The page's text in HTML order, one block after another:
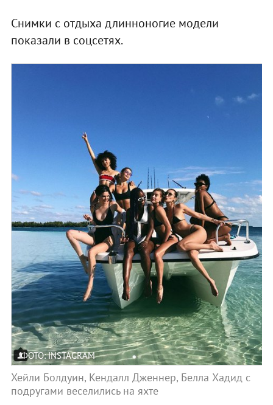
Снимки с отдыха длинноногие модели
показали в соцсетях.
ФОТО: INSTAGRAM
Хейли Болдуин, Кендалл Дженнер, Белла Хадид с
подругами веселились на яхте